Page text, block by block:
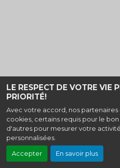
LE RESPECT DE VOTRE VIE
PRIORITÉ!
Avec votre accord, nos
cookies, certains requis pour le
d'autres pour mesurer votre
personnalisées.
Accepter En savoir plus